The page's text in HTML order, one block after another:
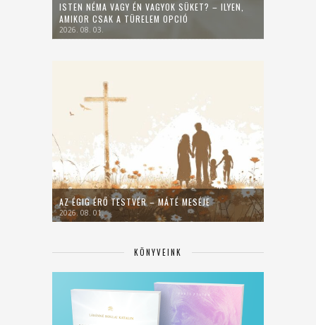
ISTEN NÉMA VAGY ÉN VAGYOK SÜKET? – ILYEN,
AMIKOR CSAK A TÜRELEM OPCIÓ
2026. 08. 03.
AZ ÉGIG ÉRŐ TESTVÉR – MÁTÉ MESÉJE
2026. 08. 01.
KÖNYVEINK